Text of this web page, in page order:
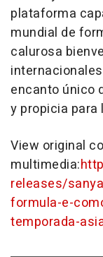
plataforma
mundial de
calurosa
encanto único
y propicia para
View original
multimedia:
releases/
formula-e-
temporada-